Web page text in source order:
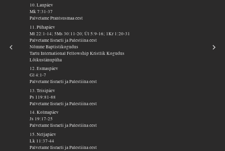
10. Laupäev
Mk 7:31-37
Palvetame Prantsusmaa eest
11. Pühapäev
Mt 22:1-14; 5Ms 30:11-20; Ül 5:9-16; 1Kr 1:20-31
Palvetame Iisraeli ja Palestiina eest
Nõmme Baptistikogudus
Tartu International Fellowship Kristlik Kogudus
Lõikustänupüha
12. Esmaspäev
Gl 4:1-7
Palvetame Iisraeli ja Palestiina eest
13. Teisipäev
Ps 119:81-88
Palvetame Iisraeli ja Palestiina eest
14. Kolmapäev
Js 19:17-25
Palvetame Iisraeli ja Palestiina eest
15. Neljapäev
Lk 11:37-44
Palvetame Iisraeli ja Palestiina eest